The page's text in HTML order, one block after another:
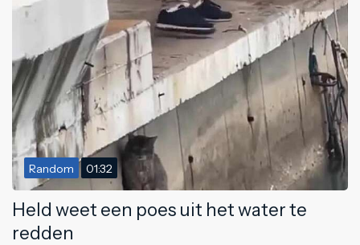
Random 01:32
Held weet een poes uit het water te
redden